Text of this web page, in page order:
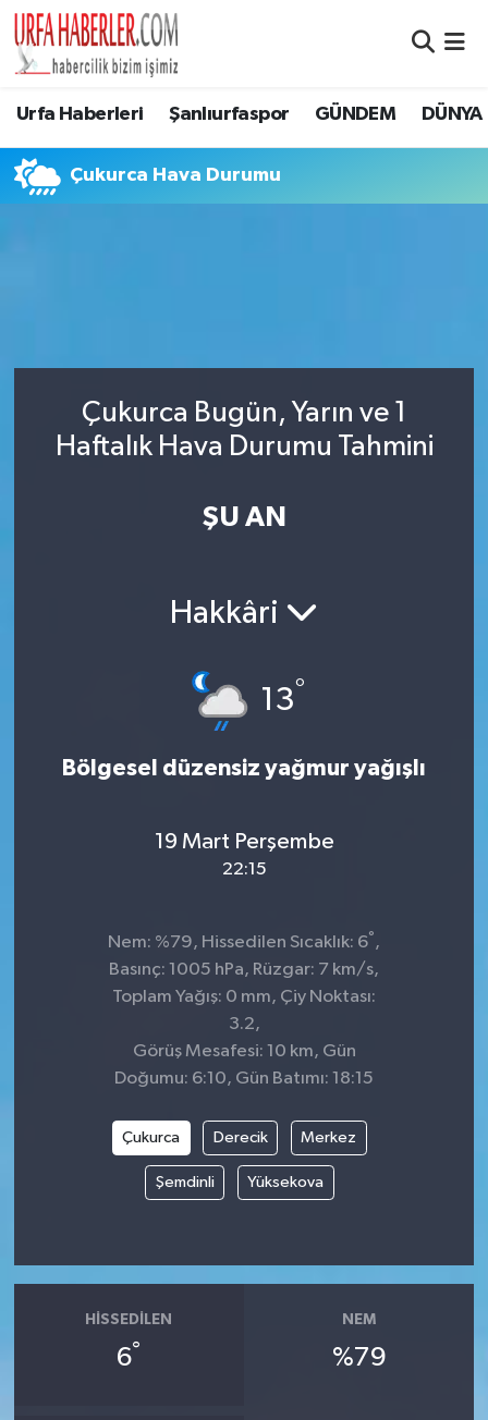
Urfa Haberleri Şanlıurfaspor GÜNDEM DÜNYA
Çukurca Hava Durumu
Çukurca Bugün, Yarın ve 1
Haftalık Hava Durumu Tahmini
ŞU AN
Hakkâri
13°
Bölgesel düzensiz yağmur yağışlı
19 Mart Perşembe
22:15
Nem: %79, Hissedilen Sıcaklık: 6°,
Basınç: 1005 hPa, Rüzgar: 7 km/s,
Toplam Yağış: 0 mm, Çiy Noktası:
3.2,
Görüş Mesafesi: 10 km, Gün
Doğumu: 6:10, Gün Batımı: 18:15
Çukurca Derecik Merkez
Şemdinli Yüksekova
HISSEDILEN
6°
NEM
%79
Şanlıurfa Nöbetçi Eczaneler
Son Dakika Haberleri